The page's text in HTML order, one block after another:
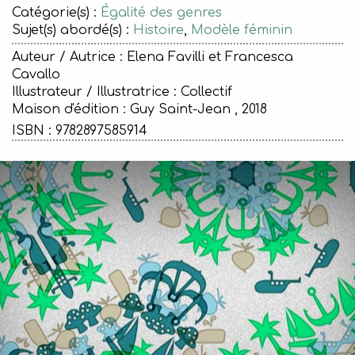
Catégorie(s) : Égalité des genres
Sujet(s) abordé(s) : Histoire, Modèle féminin
Auteur / Autrice : Elena Favilli et Francesca
Cavallo
Illustrateur / Illustratrice : Collectif
Maison d'édition : Guy Saint-Jean , 2018
ISBN : 9782897585914